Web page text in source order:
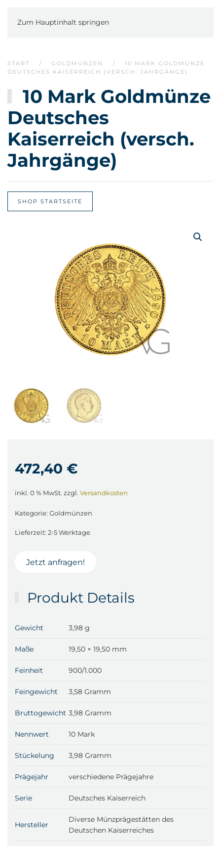
Zum Hauptinhalt springen
START GOLDMÜNZEN
10 MARK GOLDMÜNZE
DEUTSCHES KAISERREICH (VERSCH. JAHRGÄNGE)
10 Mark Goldmünze
Deutsches
Kaiserreich (versch.
Jahrgänge)
SHOP STARTSEITE
472,40 €
inkl. 0 % MwSt. zzgl. Versandkosten
Kategorie: Goldmünzen
Lieferzeit: 2-5 Werktage
Jetzt anfragen!
Produkt Details
Gewicht 3,98 g
Maße 19,50 × 19,50 mm
Feinheit 900/1.000
Feingewicht 3,58 Gramm
Bruttogewicht 3,98 Gramm
Nennwert 10 Mark
Stückelung 3,98 Gramm
Prägejahr verschiedene Prägejahre
Serie Deutsches Kaiserreich
Hersteller
Diverse Münzprägestätten des
Deutschen Kaiserreiches